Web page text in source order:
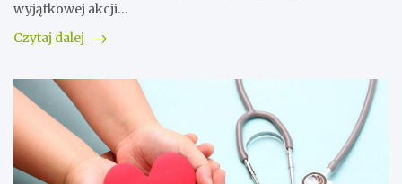
wyjątkowej akcji…
Czytaj dalej